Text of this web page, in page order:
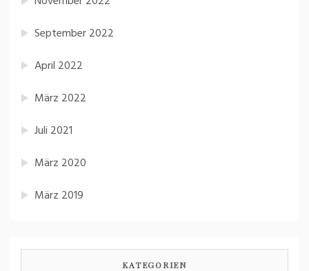
September 2022
April 2022
März 2022
Juli 2021
März 2020
März 2019
KATEGORIEN